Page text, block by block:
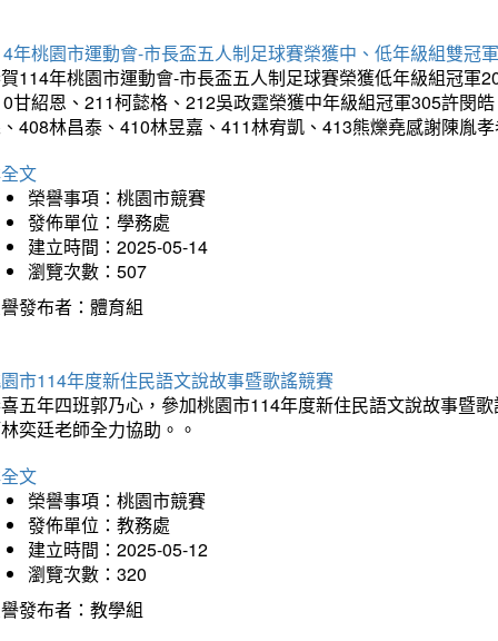
年桃園市運動會-市長盃五人制足球賽榮獲中、低年級組雙冠軍
114年桃園市運動會-市長盃五人制足球賽榮獲低年級組冠
甘紹恩、211柯懿格、212吳政霆榮獲中年級組冠軍305許閔
408林昌泰、410林昱嘉、411林宥凱、413熊爍堯感謝陳胤
文
榮譽事項：桃園市競賽
發佈單位：學務處
建立時間：2025-05-14
瀏覽次數：507
發布者：體育組
市114年度新住民語文說故事暨歌謠競賽
五年四班郭乃心，參加桃園市114年度新住民語文說故事暨
奕廷老師全力協助。。
文
榮譽事項：桃園市競賽
發佈單位：教務處
建立時間：2025-05-12
瀏覽次數：320
發布者：教學組